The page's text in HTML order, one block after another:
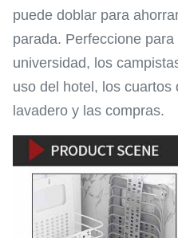
puede doblar para
parada. Perfeccione
universidad, los
uso del hotel, los cuartos
lavadero y las compras.